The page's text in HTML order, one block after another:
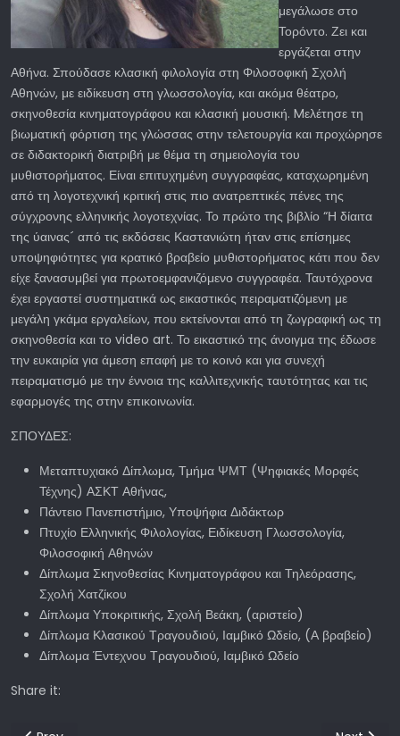
μεγάλωσε στο
Τορόντο. Ζει και
εργάζεται στην
Αθήνα. Σπούδασε κλασική φιλολογία στη Φιλοσοφική Σχολή
Αθηνών, με ειδίκευση στη γλωσσολογία, και ακόμα θέατρο,
σκηνοθεσία κινηματογράφου και κλασική μουσική. Mελέτησε τη
βιωματική φόρτιση της γλώσσας στην τελετουργία και προχώρησε
σε διδακτορική διατριβή με θέμα τη σημειολογία του
μυθιστορήματος. Είναι επιτυχημένη συγγραφέας, καταχωρημένη
από τη λογοτεχνική κριτική στις πιο ανατρεπτικές πένες της
σύγχρονης ελληνικής λογοτεχνίας. Το πρώτο της βιβλίο “Η δίαιτα
της ύαινας´ από τις εκδόσεις Καστανιώτη ήταν στις επίσημες
υποψηφιότητες για κρατικό βραβείο μυθιστορήματος κάτι που δεν
είχε ξανασυμβεί για πρωτοεμφανιζόμενο συγγραφέα. Ταυτόχρονα
έχει εργαστεί συστηματικά ως εικαστικός πειραματιζόμενη με
μεγάλη γκάμα εργαλείων, που εκτείνονται από τη ζωγραφική ως τη
σκηνοθεσία και το video art. Το εικαστικό της άνοιγμα της έδωσε
την ευκαιρία για άμεση επαφή με το κοινό και για συνεχή
πειραματισμό με την έννοια της καλλιτεχνικής ταυτότητας και τις
εφαρμογές της στην επικοινωνία.
ΣΠΟΥΔΕΣ:
Μεταπτυχιακό Δίπλωμα, Τμήμα ΨΜΤ (Ψηφιακές Μορφές
Τέχνης) ΑΣΚΤ Αθήνας,
Πάντειο Πανεπιστήμιο, Υποψήφια Διδάκτωρ
Πτυχίο Ελληνικής Φιλολογίας, Ειδίκευση Γλωσσολογία,
Φιλοσοφική Αθηνών
Δίπλωμα Σκηνοθεσίας Κινηματογράφου και Τηλεόρασης,
Σχολή Χατζίκου
Δίπλωμα Υποκριτικής, Σχολή Βεάκη, (αριστείο)
Δίπλωμα Κλασικού Τραγουδιού, Ιαμβικό Ωδείο, (Α βραβείο)
Δίπλωμα Έντεχνου Τραγουδιού, Ιαμβικό Ωδείο
Share it: